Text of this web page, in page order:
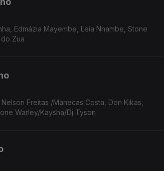
Zua
Freitas /Manecas Costa, Don Kikas,
Warley/Kaysha/Dj Tyson